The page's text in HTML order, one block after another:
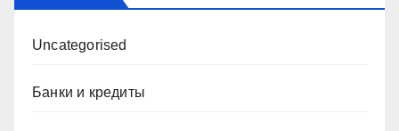
Uncategorised
Банки и кредиты